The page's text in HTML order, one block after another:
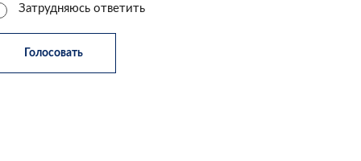
Затрудняюсь ответить